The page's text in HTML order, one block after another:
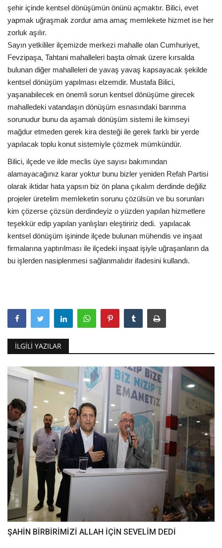
şehir içinde kentsel dönüşümün önünü açmaktır. Bilici, evet
yapmak uğraşmak zordur ama amaç memlekete hizmet ise her
zorluk aşılır.
Sayın yetkililer ilçemizde merkezi mahalle olan Cumhuriyet,
Fevzipaşa, Tahtani mahalleleri başta olmak üzere kırsalda
bulunan diğer mahalleleri de yavaş yavaş kapsayacak şekilde
kentsel dönüşüm yapılması elzemdir. Mustafa Bilici,
yaşanabilecek en önemli sorun kentsel dönüşüme girecek
mahalledeki vatandaşın dönüşüm esnasındaki barınma
sorunudur bunu da aşamalı dönüşüm sistemi ile kimseyi
mağdur etmeden gerek kira desteği ile gerek farklı bir yerde
yapılacak toplu konut sistemiyle çözmek mümkündür.
Bilici, ilçede ve ilde meclis üye sayısı bakımından
alamayacağınız karar yoktur bunu bizler yeniden Refah Partisi
olarak iktidar hata yapsın biz ön plana çıkalım derdinde değiliz
projeler üretelim memleketin sorunu çözülsün ve bu sorunları
kim çözerse çözsün derdindeyiz o yüzden yapılan hizmetlere
teşekkür edip yapılan yanlışları eleştiririz dedi. yapılacak
kentsel dönüşüm işininde ilçede bulunan mühendis ve inşaat
firmalarına yaptırılması ile ilçedeki inşaat işiyle uğraşanların da
bu işlerden nasiplenmesi sağlanmalıdır ifadesini kullandı.
İLGILI YAZILAR
ŞAHİN BİRBİRİMİZİ ALLAH İÇİN SEVELİM DEDİ